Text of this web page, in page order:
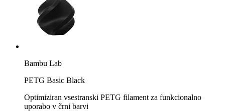
Bambu Lab
PETG Basic Black
Optimiziran vsestranski PETG filament za funkcionalno
uporabo v črni barvi